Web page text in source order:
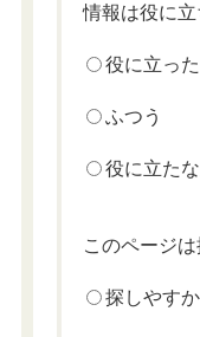
情報は役に立
役に立った
ふつう
役に立た
このページ
探しやす